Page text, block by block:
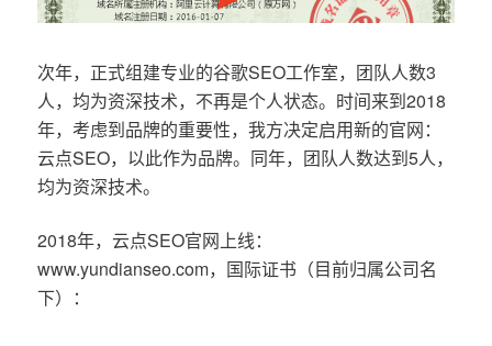
次年，正式组建专业的谷歌SEO工作室，团队人数3
人，均为资深技术，不再是个人状态。时间来到2018
年，考虑到品牌的重要性，我方决定启用新的官网：
云点SEO，以此作为品牌。同年，团队人数达到5人，
均为资深技术。
2018年，云点SEO官网上线：
www.yundianseo.com，国际证书（目前归属公司名
下）：